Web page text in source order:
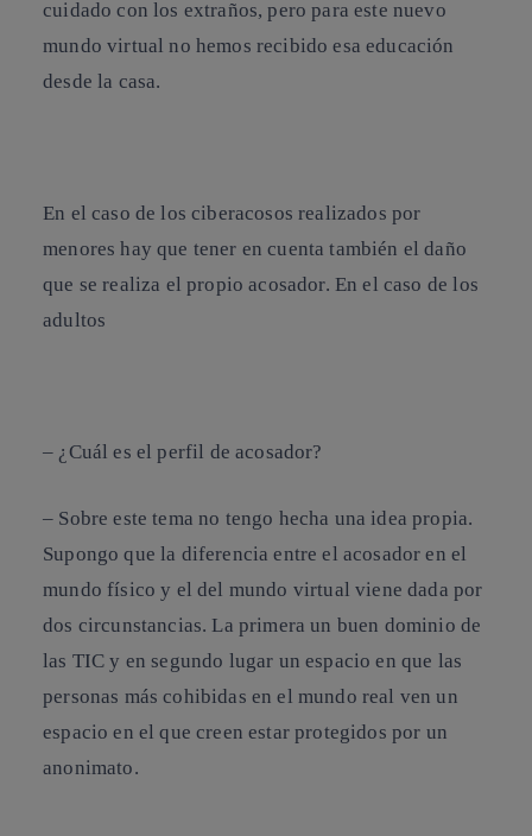
cuidado con los extraños, pero para este nuevo
mundo virtual no hemos recibido esa educación
desde la casa.
En el caso de losciberacososrealizados por
menores hay que tener en cuenta también el daño
que se realiza el propio acosador. En el caso de los
adultos
– ¿Cuál es el perfil de acosador?
– Sobre este tema no tengo hecha una idea propia.
Supongo que la diferencia entre el acosador en el
mundo físico y el del mundo virtual viene dada por
dos circunstancias. La primera un buen dominio de
las TIC y en segundo lugar un espacio en que las
personas más cohibidas en el mundo real ven un
espacio en el que creen estar protegidos por un
anonimato.